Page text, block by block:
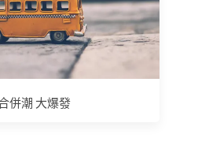
併潮 大爆發